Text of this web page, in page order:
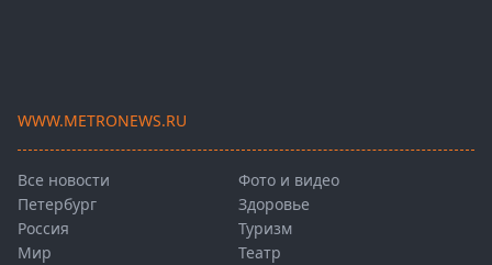
WWW.METRONEWS.RU
Все новости
Петербург
Россия
Мир
Фото и видео
Здоровье
Туризм
Театр